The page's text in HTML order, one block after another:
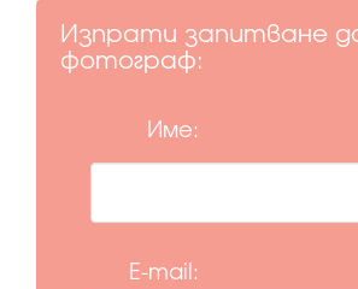
Изпрати запитване
фотограф:
Име:
E-mail: